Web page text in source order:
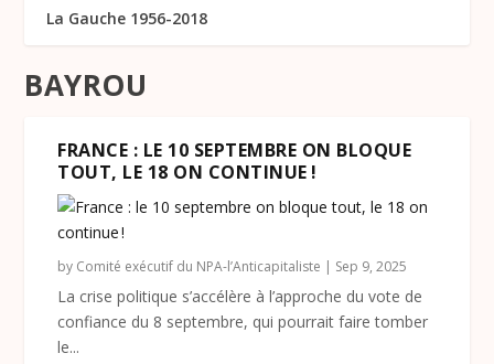
BAYROU
FRANCE : LE 10 SEPTEMBRE ON BLOQUE
TOUT, LE 18 ON CONTINUE !
by Comité exécutif du NPA-l’Anticapitaliste | Sep 9, 2025
La crise politique s’accélère à l’approche du vote de
confiance du 8 septembre, qui pourrait faire tomber
le...
La Gauche 1956-2018